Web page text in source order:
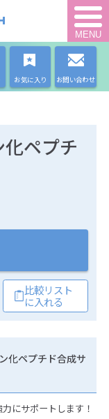
MENU
お気に入り お問い合わせ
ペプチ
比較リスト
に入れる
化ペプチド合成サ
にサポートします！